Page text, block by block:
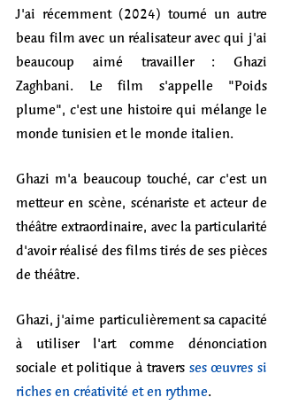
J'ai récemment (2024) tourné un autre
beau film avec un réalisateur avec qui j'ai
beaucoup aimé travailler : Ghazi
Zaghbani. Le film s'appelle "Poids
plume", c'est une histoire qui mélange le
monde tunisien et le monde italien.
Ghazi m'a beaucoup touché, car c'est un
metteur en scène, scénariste et acteur de
théâtre extraordinaire, avec la particularité
d'avoir réalisé des films tirés de ses pièces
de théâtre.
Ghazi, j'aime particulièrement sa capacité
à utiliser l'art comme dénonciation
sociale et politique à travers ses œuvres si
riches en créativité et en rythme.